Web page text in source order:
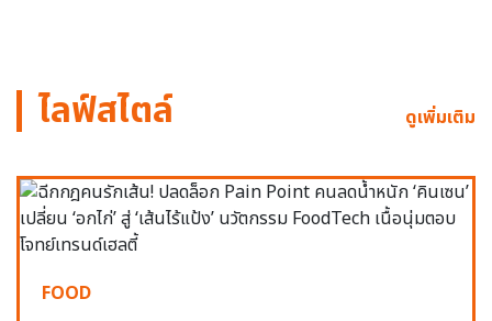
ไลฟ์สไตล์ ดูเพิ่มเติม
FOOD